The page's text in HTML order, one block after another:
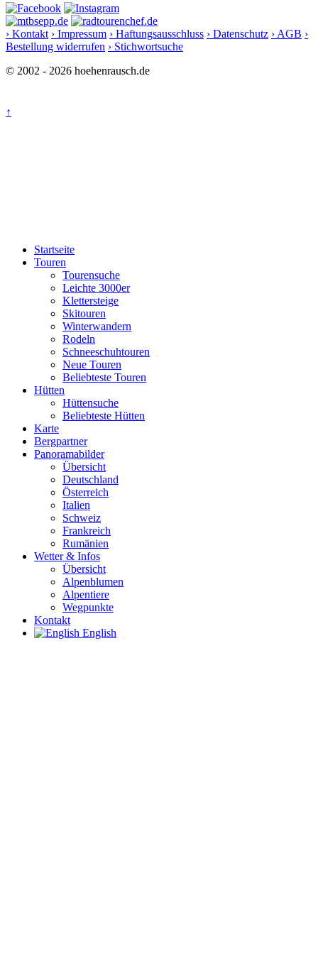
› Kontakt › Impressum › Haftungsausschluss › Datenschutz › AGB ›
Bestellung widerrufen › Stichwortsuche
© 2002 - 2026 hoehenrausch.de
↑
Startseite
Touren
Tourensuche
Leichte 3000er
Klettersteige
Skitouren
Winterwandern
Rodeln
Schneeschuhtouren
Neue Touren
Beliebteste Touren
Hütten
Hüttensuche
Beliebteste Hütten
Karte
Bergpartner
Panoramabilder
Übersicht
Deutschland
Österreich
Italien
Schweiz
Frankreich
Rumänien
Wetter & Infos
Übersicht
Alpenblumen
Alpentiere
Wegpunkte
Kontakt
English